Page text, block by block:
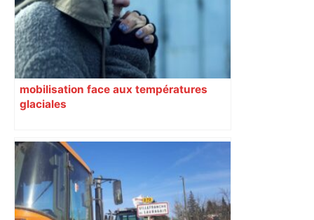
mobilisation face aux températures
glaciales